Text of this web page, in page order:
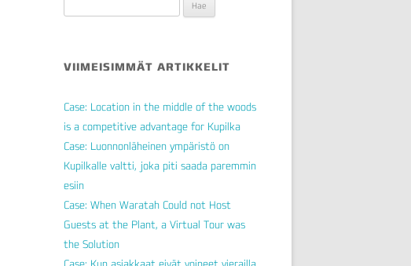
VIIMEISIMMÄT ARTIKKELIT
Case: Location in the middle of the woods
is a competitive advantage for Kupilka
Case: Luonnonläheinen ympäristö on
Kupilkalle valtti, joka piti saada paremmin
esiin
Case: When Waratah Could not Host
Guests at the Plant, a Virtual Tour was
the Solution